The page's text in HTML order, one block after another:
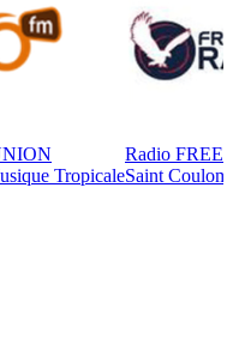
Tropicale
Radio FREE
Saint